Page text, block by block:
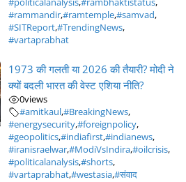
#politicalanalysis,#rambhaktistatus,
#rammandir,#ramtemple,#samvad,
#SITReport,#TrendingNews,
#vartaprabhat
1973 की गलती या 2026 की तैयारी? मोदी ने
क्यों बदली भारत की वेस्ट एशिया नीति?
0views
#amitkaul,#BreakingNews,
#energysecurity,#foreignpolicy,
#geopolitics,#indiafirst,#indianews,
#iranisraelwar,#ModiVsIndira,#oilcrisis,
#politicalanalysis,#shorts,
#vartaprabhat,#westasia,#संवाद